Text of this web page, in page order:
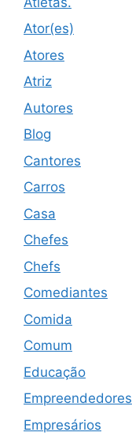
Ator(es)
Atores
Atriz
Autores
Blog
Cantores
Carros
Casa
Chefes
Chefs
Comediantes
Comida
Comum
Educação
Empreendedores
Empresários